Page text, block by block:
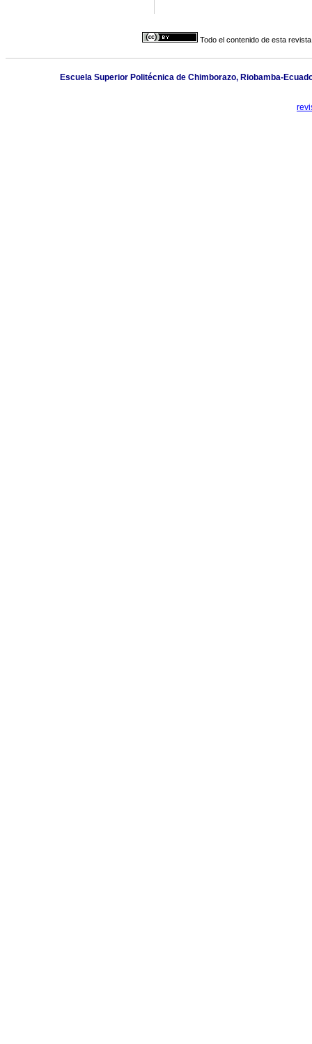
Todo el contenido de esta
Escuela Superior Politécnica de Chimborazo, Riobamba-